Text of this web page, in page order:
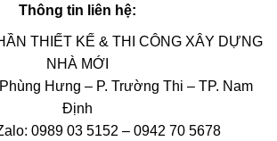
Thông tin liên hệ:
THIẾT KẾ & THI CÔNG XÂY DỰNG
NHÀ MỚI
Hưng – P. Trường Thi – TP. Nam
Định
0989 03 5152 – 0942 70 5678